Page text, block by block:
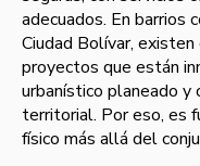
adecuados. En barrios
Ciudad Bolívar,
proyectos que están
urbanístico planeado y
territorial. Por eso, es
físico más allá del